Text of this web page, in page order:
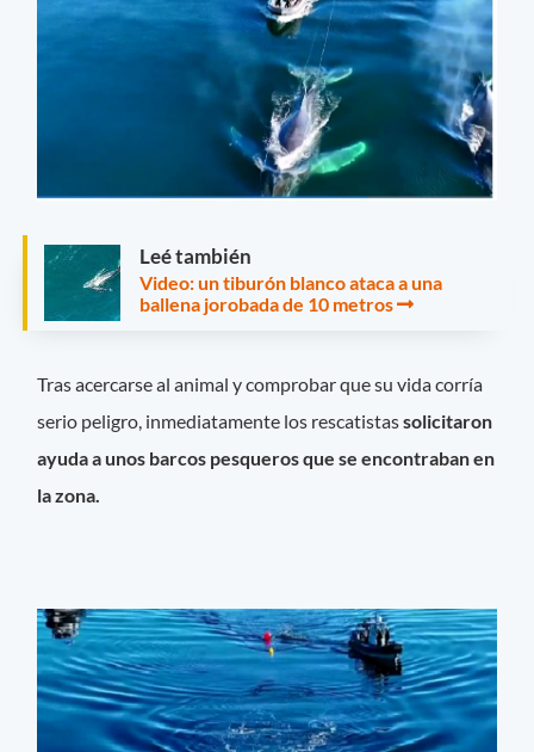
Leé también
Video: un tiburón blanco ataca a una
ballena jorobada de 10 metros
Tras acercarse al animal y comprobar que su vida corría
serio peligro, inmediatamente los rescatistassolicitaron
ayuda a unos barcos pesqueros que se encontraban en
la zona.